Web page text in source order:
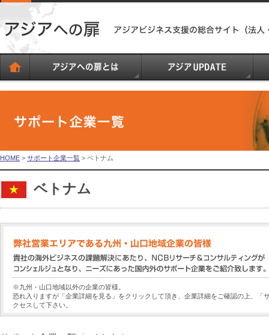
HOME > サポート企業一覧 > ベトナム
ベトナム
※九州・山口地域以外の企業の皆様。
恐れ入りますが「企業詳細を見る」をクリックして頂き、企業詳細をご確認の上、「
クセスして下さい。